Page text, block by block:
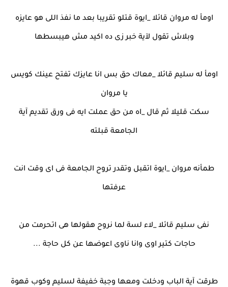
اومأ له مروان قائلا _ايوة قتلو تقريبا بعد ما نفذ اللى هو عايزه
وبلاش تقول لآية خبر زى ده اكيد مش هيبسطها
اومأ له سليم قائلا _معاك حق بس انا عايزك تفتح عينك كويس
يا مروان
سكت قليلا ثم قال _اه من حق عملت ايه فى ورق تقديم آية
الجامعة قبلته
طمأنه مروان _ايوة اتقبل وتقدر تروح الجامعة فى اى وقت انت
عرفتها
نفى سليم قائلا _لاء لسة لما نروح هقولها هى اتحرمت من
حاجات كتير اوى وانا ناوى اعوضها عن كل حاجة ...
طرقت آية الباب ودخلت ومعها وجبة خفيفة لسليم وكوب قهوة